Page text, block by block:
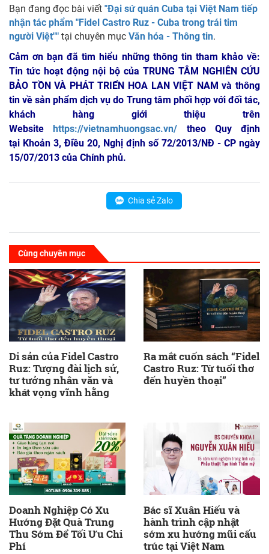
Bạn đang đọc bài viết "Đại sứ quán Cuba tại Việt Nam tiếp
nhận tác phẩm "Fidel Castro Ruz - Cuba trong trái tim
người Việt"" tại chuyên mục Văn hóa - Thông tin.
Cảm ơn bạn đã tìm hiểu những thông tin tham khảo về:
Tin tức hoạt động nội bộ của TRUNG TÂM NGHIÊN CỨU
BẢO TỒN VÀ PHÁT TRIỂN HOA LAN VIỆT NAM và thông
tin về sản phẩm dịch vụ do Trung tâm phối hợp với đối tác,
khách hàng giới thiệu trên
Websitehttps://vietnamhuongsac.vn/ theo Quy định
tại Khoản 3, Điều 20, Nghị định số 72/2013/NĐ - CP ngày
15/07/2013 của Chính phủ.
Chia sẻ Zalo
Cùng chuyên mục
Di sản của Fidel Castro
Ruz: Tượng đài lịch sử,
tư tưởng nhân văn và
khát vọng vĩnh hằng
Ra mắt cuốn sách “Fidel
Castro Ruz: Từ tuổi thơ
đến huyền thoại”
Doanh Nghiệp Có Xu
Hướng Đặt Quà Trung
Thu Sớm Để Tối Ưu Chi
Phí
Bác sĩ Xuân Hiếu và
hành trình cập nhật
sớm xu hướng mũi cấu
trúc tại Việt Nam